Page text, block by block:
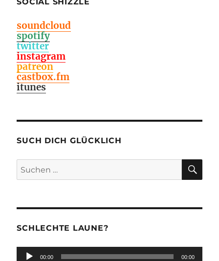
soundcloud
spotify
twitter
instagram
patreon
castbox.fm
itunes
SUCH DICH GLÜCKLICH
Suchen
nach:
SCHLECHTE LAUNE?
Audio-00:00 00:00